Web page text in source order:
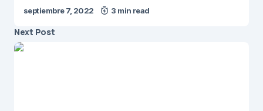
septiembre 7, 2022 3 min read
Next Post